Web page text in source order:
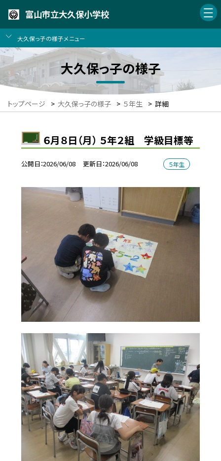
富山市立大久保小学校
大久保っ子の様子メニュー
大久保っ子の様子
トップページ > 大久保っ子の様子 > ５年生 > 詳細
６月８日（月） ５年２組 学級目標等
公開日 2026/06/08 更新日 2026/06/08 ５年生